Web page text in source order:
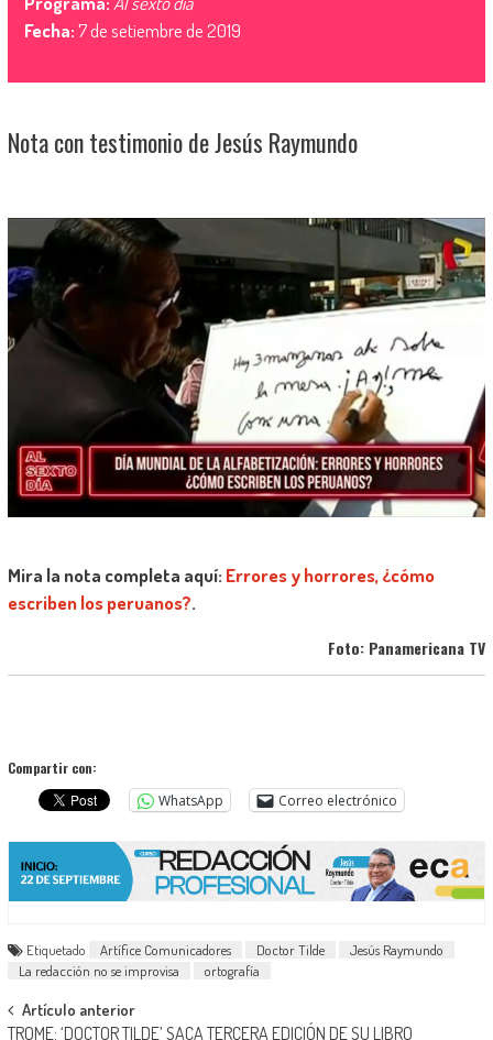
Fecha:7 de setiembre de 2019
Nota con testimonio de Jesús Raymundo
Mira la nota completa aquí: Errores y horrores, ¿cómo
escriben los peruanos?.
Foto: Panamericana TV
Compartir con:
WhatsApp
Correo electrónico
Etiquetado Artífice Comunicadores Doctor Tilde
Jesús Raymundo
La redacción no se improvisa
ortografía
Navegación
Artículo anterior
TROME: ‘DOCTOR TILDE’ SACA TERCERA EDICIÓN DE SU LIBRO